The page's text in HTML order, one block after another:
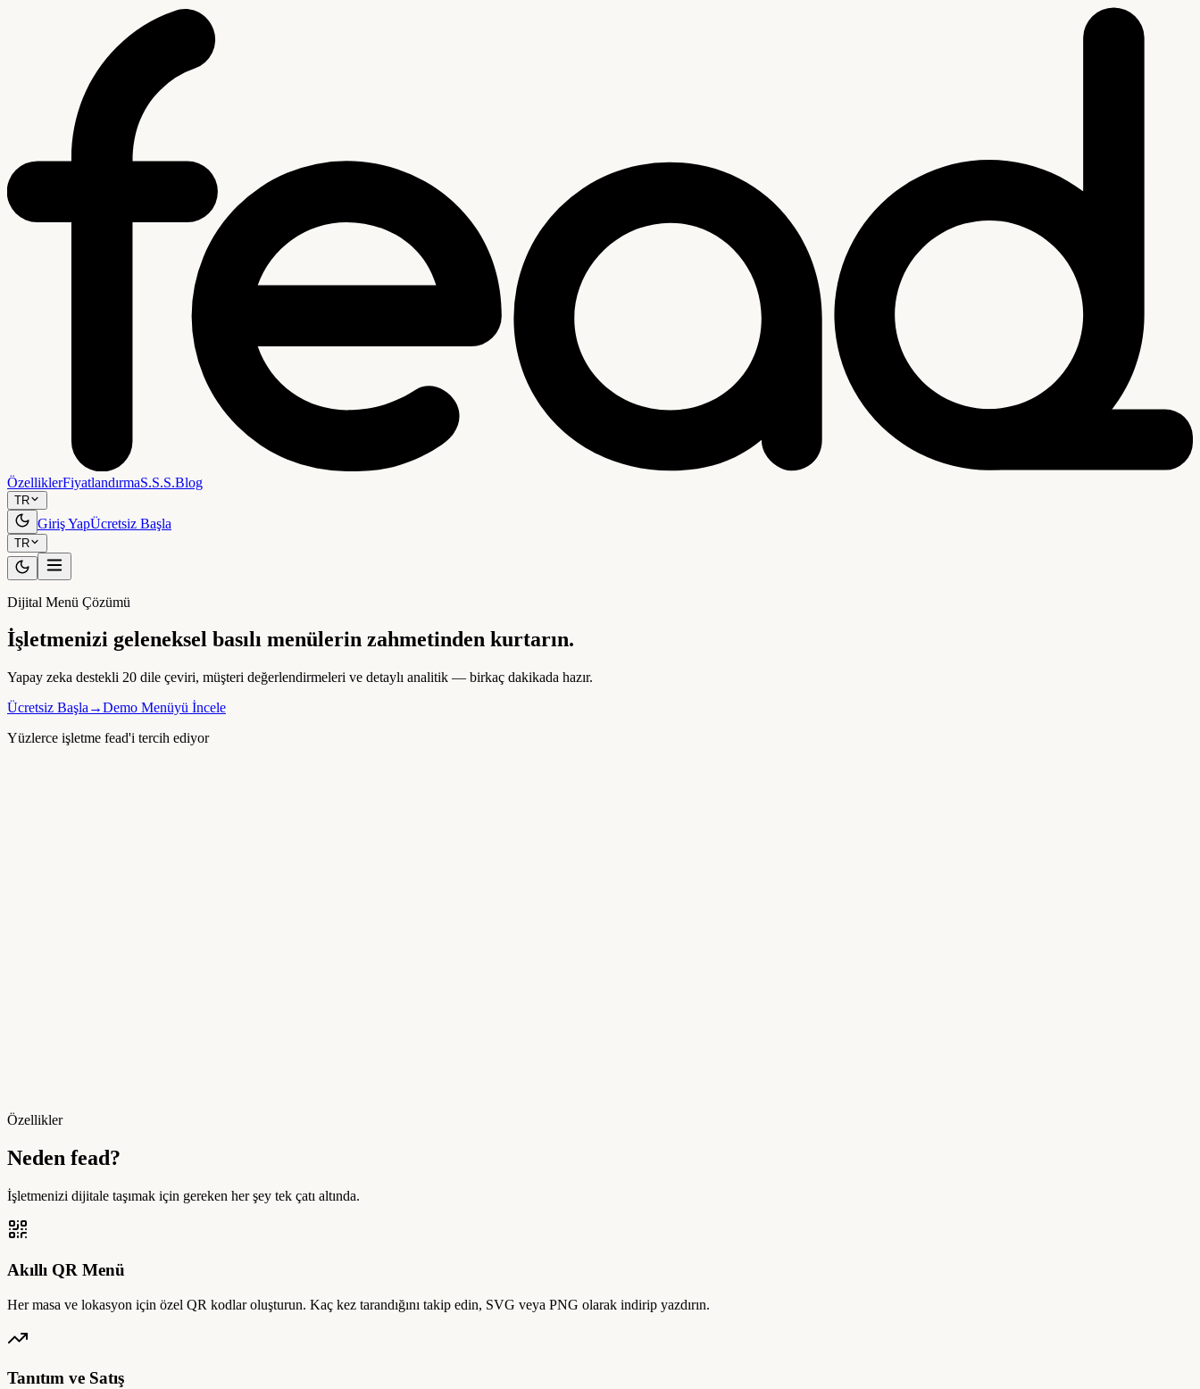
ÖzelliklerFiyatlandırmaS.S.S.Blog
TR
Giriş YapÜcretsiz Başla
TR
Dijital Menü Çözümü
İşletmenizi geleneksel basılı menülerin zahmetinden kurtarın.
Yapay zeka destekli 20 dile çeviri, müşteri değerlendirmeleri ve detaylı analitik — birkaç dakikada hazır.
Ücretsiz Başla →Demo Menüyü İncele
Yüzlerce işletme fead'i tercih ediyor
Özellikler
Neden fead?
İşletmenizi dijitale taşımak için gereken her şey tek çatı altında.
Akıllı QR Menü
Her masa ve lokasyon için özel QR kodlar oluşturun. Kaç kez tarandığını takip edin, SVG veya PNG olarak indirip yazdırın.
Tanıtım ve Satış